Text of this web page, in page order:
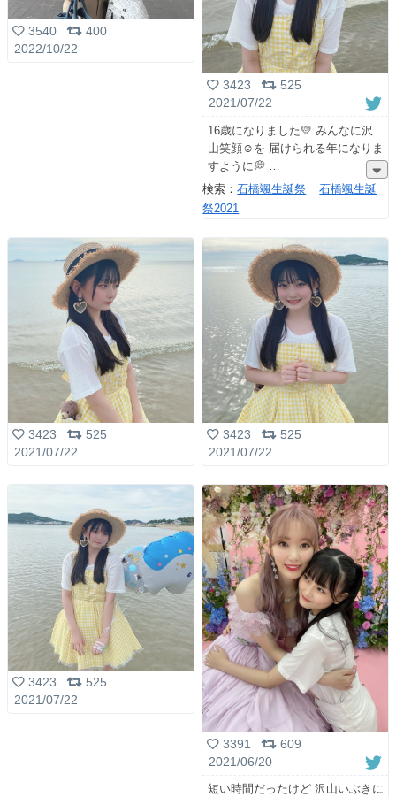
3540
400
2022/10/22
3423
525
2021/07/22
16歳になりました💛 みんなに沢
山笑顔☺️を 届けられる年になりま
すように💭
検索：石橋颯生誕祭
石橋颯生誕
祭2021
3423
525
2021/07/22
3423
525
2021/07/22
3423
525
2021/07/22
3391
609
2021/06/20
短い時間だったけど 沢山いぶきに